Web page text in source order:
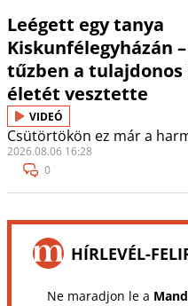
Leégett egy tanya
Kiskunfélegyházán
tűzben a tulajdonos
életét vesztette
VIDEÓ
Csütörtökön ez már a
2026.08.06 16:28
0
HÍRLEVÉL-
Ne maradjon le a